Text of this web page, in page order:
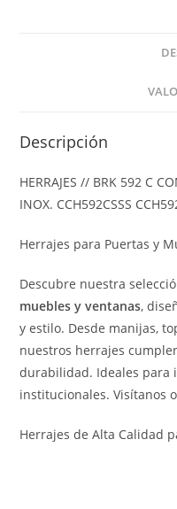
Descripción
HERRAJES // BRK 592 C
INOX. CCH592CSSS
Herrajes para Puertas y
Descubre nuestra
muebles y ventanas,
y estilo. Desde manijas,
nuestros herrajes
durabilidad. Ideales para
institucionales. Visítanos
Herrajes de Alta Calidad